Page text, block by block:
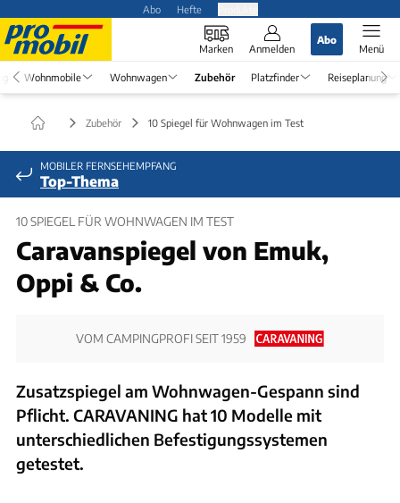
Abo Hefte
Marken Anmelden
Abo
Menü
Wohnmobile Wohnwagen Zubehör Platzfinder Reiseplanung
Zubehör 10 Spiegel für Wohnwagen im Test
MOBILER FERNSEHEMPFANG
Top-Thema
10 SPIEGEL FÜR WOHNWAGEN IM TEST
Caravanspiegel von Emuk,
Oppi & Co.
VOM CAMPINGPROFI SEIT 1959
Zusatzspiegel am Wohnwagen-Gespann sind
Pflicht. CARAVANING hat 10 Modelle mit
unterschiedlichen Befestigungssystemen
getestet.